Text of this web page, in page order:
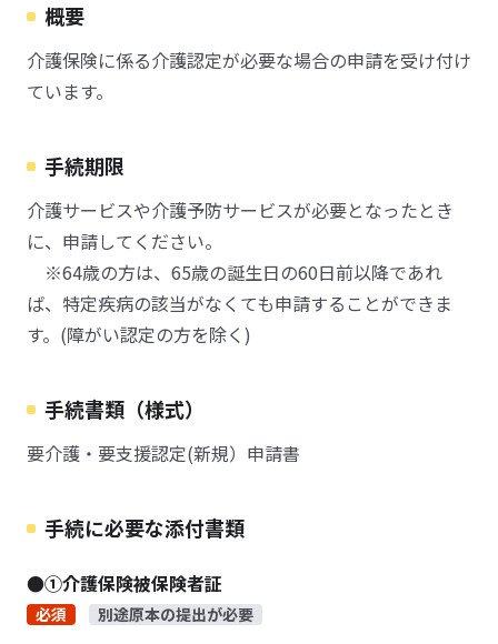
概要
介護保険に係る介護認定が必要な場合の申請を受け付け
ています。
手続期限
介護サービスや介護予防サービスが必要となったとき
に、申請してください。
※64歳の方は、65歳の誕生日の60日前以降であれ
ば、特定疾病の該当がなくても申請することができま
す。(障がい認定の方を除く)
手続書類（様式）
要介護・要支援認定(新規）申請書
手続に必要な添付書類
●①介護保険被保険者証
必須 別途原本の提出が必要